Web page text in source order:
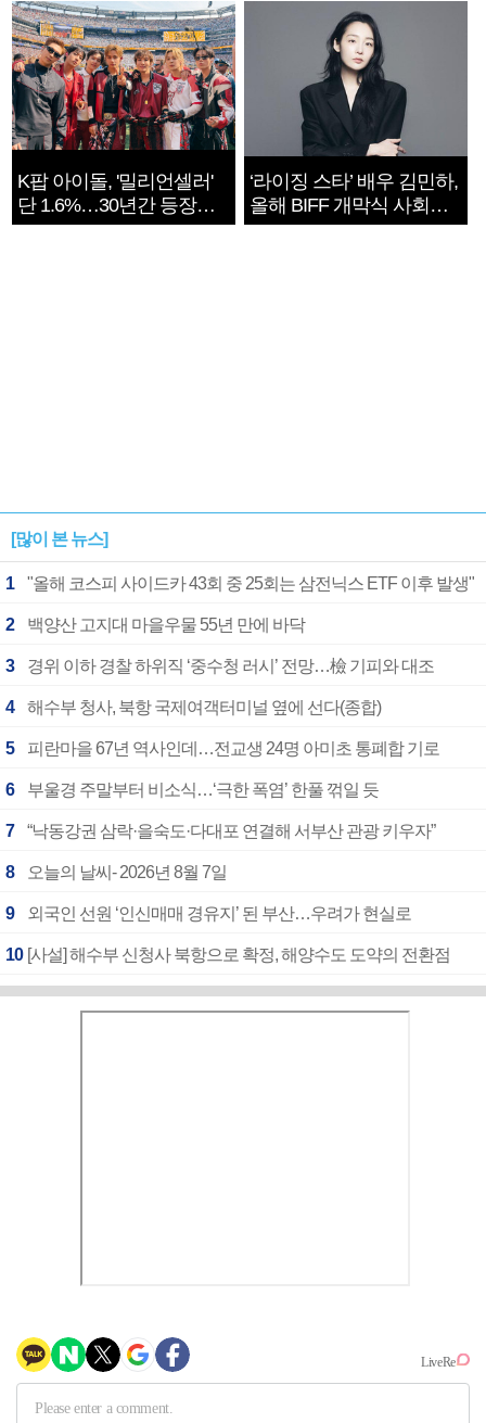
K팝 아이돌, '밀리언셀러'
단 1.6%…30년간 등장
1182개팀 전수조사
‘라이징 스타’ 배우 김민하,
올해 BIFF 개막식 사회자
확정
[많이 본 뉴스]
1 "올해 코스피 사이드카 43회 중 25회는 삼전닉스 ETF 이후 발생"
2 백양산 고지대 마을우물 55년 만에 바닥
3 경위 이하 경찰 하위직 ‘중수청 러시’ 전망…檢 기피와 대조
4 해수부 청사, 북항 국제여객터미널 옆에 선다(종합)
5 피란마을 67년 역사인데…전교생 24명 아미초 통폐합 기로
6 부울경 주말부터 비소식…‘극한 폭염’ 한풀 꺾일 듯
7 “낙동강권 삼락·을숙도·다대포 연결해 서부산 관광 키우자”
8 오늘의 날씨- 2026년 8월 7일
9 외국인 선원 ‘인신매매 경유지’ 된 부산…우려가 현실로
10 [사설] 해수부 신청사 북항으로 확정, 해양수도 도약의 전환점